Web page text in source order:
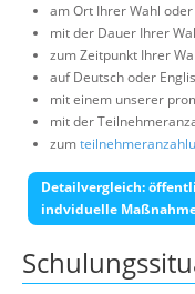
am Ort Ihrer Wahl
mit der Dauer Ihrer
zum Zeitpunkt Ihrer
auf Deutsch oder
mit einem unserer
mit der
zum
Detailvergleich:
indviduelle